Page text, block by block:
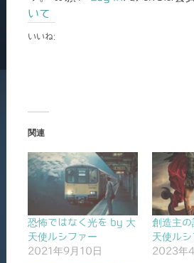
いて
いいね:
関連
恐怖ではなく光を by 大
天使ルシファー
2021年9月10日
創造主
天使ルシ
2023年